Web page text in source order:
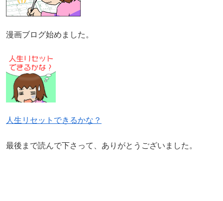
漫画ブログ始めました。
人生リセットできるかな？
最後まで読んで下さって、ありがとうございました。